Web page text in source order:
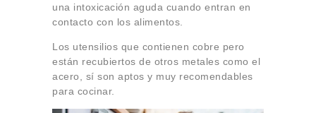
una intoxicación aguda cuando entran en
contacto con los alimentos.
Los utensilios que contienen cobre pero
están recubiertos de otros metales como el
acero, sí son aptos y muy recomendables
para cocinar.